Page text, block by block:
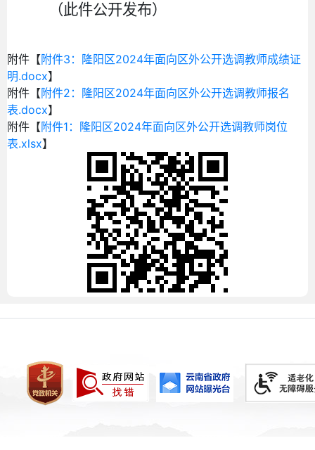
（此件公开发布）
附件【附件3：隆阳区2024年面向区外公开选调教师成绩证
明.docx】
附件【附件2：隆阳区2024年面向区外公开选调教师报名
表.docx】
附件【附件1：隆阳区2024年面向区外公开选调教师岗位
表.xlsx】